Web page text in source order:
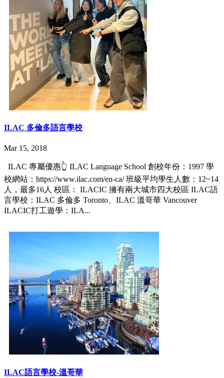
ILAC 多倫多語言學校
Mar 15, 2018
ILAC 專屬優惠👆 ILAC Language School 創校年份：1997 學
校網站：https://www.ilac.com/en-ca/ 班級平均學生人數：12~14
人，最多16人 校區： ILACIC 擁有兩大城市四大校區 ILAC語
言學校：ILAC 多倫多 Toronto、ILAC 溫哥華 Vancouver
ILACIC打工遊學：ILA...
ILAC語言學校-溫哥華